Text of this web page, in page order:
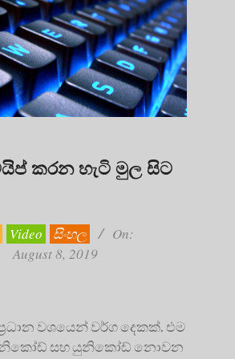
කරන හැටි මුල සිට
Video සිංහල
On:
August 8, 2019
වශයෙන් වර්ග දෙකක්. එම
සහ යුනිකෝඩ් නොවන